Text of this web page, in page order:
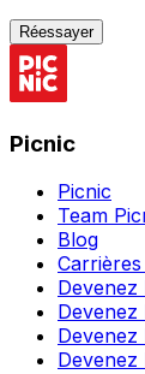
Réessayer
Picnic
Picnic
Team
Blog
Devenez
Devenez